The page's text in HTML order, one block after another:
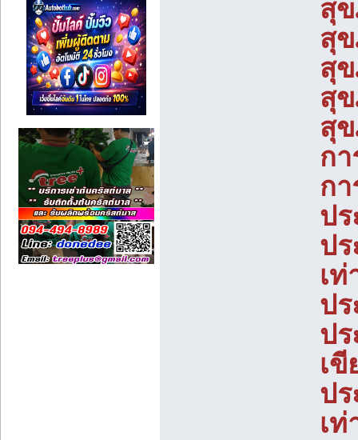
สุ
สุ
สุ
สุ
สุ
ก
ก
ป
ป
เท่
ป
ป
เขี
ป
เท่